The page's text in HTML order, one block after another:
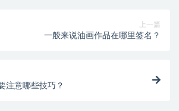
上一篇
一般来说油画作品在哪里签名？
注意哪些技巧？